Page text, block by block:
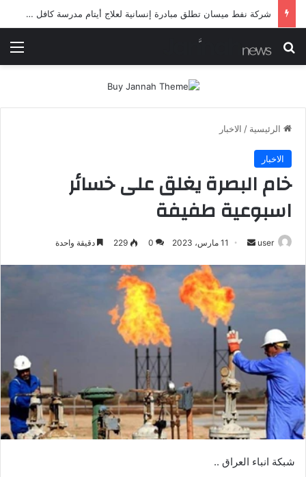
شرطة ميسان تلقي القبض على مطلقي العيارات النارية أثناء تشييع جنائزي في العمارة
بحث عن
الرئيسية / الاخبار
الاخبار
خام البصرة يغلق على خسائر
اسبوعية طفيفة
user
أرسل
إلكترونيا
11 مارس، 2023 0
229 دقيقة واحدة
شبكة انباء العراق ..